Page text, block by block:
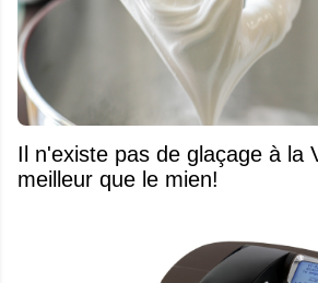
Il n'existe pas de glaçage à la
meilleur que le mien!